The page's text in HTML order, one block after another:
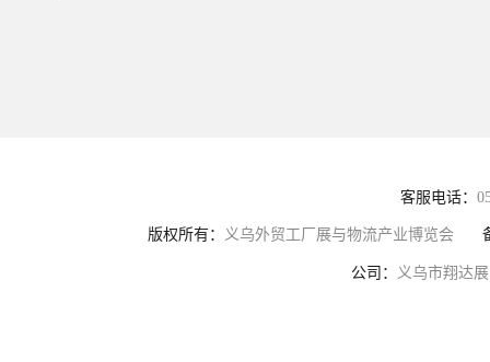
客服电话：
版权所有： 义乌外贸工厂展与物流产业博览会
公司： 义乌市翔达